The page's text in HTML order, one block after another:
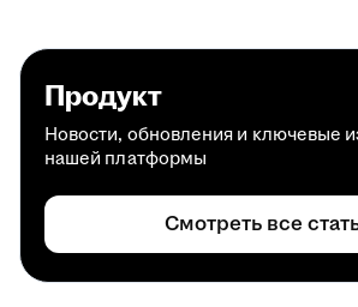
Продукт
Новости, обновления и ключевые
нашей платформы
Смотреть все